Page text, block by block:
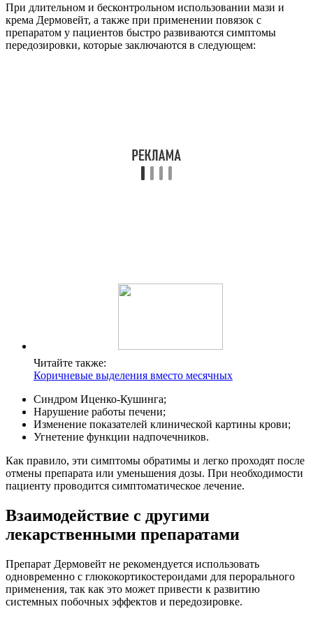
При длительном и бесконтрольном использовании мази и
крема Дермовейт, а также при применении повязок с
препаратом у пациентов быстро развиваются симптомы
передозировки, которые заключаются в следующем:
Читайте также:
Коричневые выделения вместо месячных
Синдром Иценко-Кушинга;
Нарушение работы печени;
Изменение показателей клинической картины крови;
Угнетение функции надпочечников.
Как правило, эти симптомы обратимы и легко проходят после
отмены препарата или уменьшения дозы. При необходимости
пациенту проводится симптоматическое лечение.
Взаимодействие с другими
лекарственными препаратами
Препарат Дермовейт не рекомендуется использовать
одновременно с глюкокортикостероидами для перорального
применения, так как это может привести к развитию
системных побочных эффектов и передозировке.